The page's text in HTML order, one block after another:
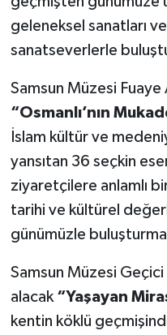
geleneksel sanatları
sanatseverlerle
Samsun Müzesi Fuaye
“Osmanlı’nın
İslam kültür ve
yansıtan 36 seçkin
ziyaretçilere anlamlı
tarihi ve kültürel
günümüzle
Samsun Müzesi
alacak “Yaşayan
kentin köklü